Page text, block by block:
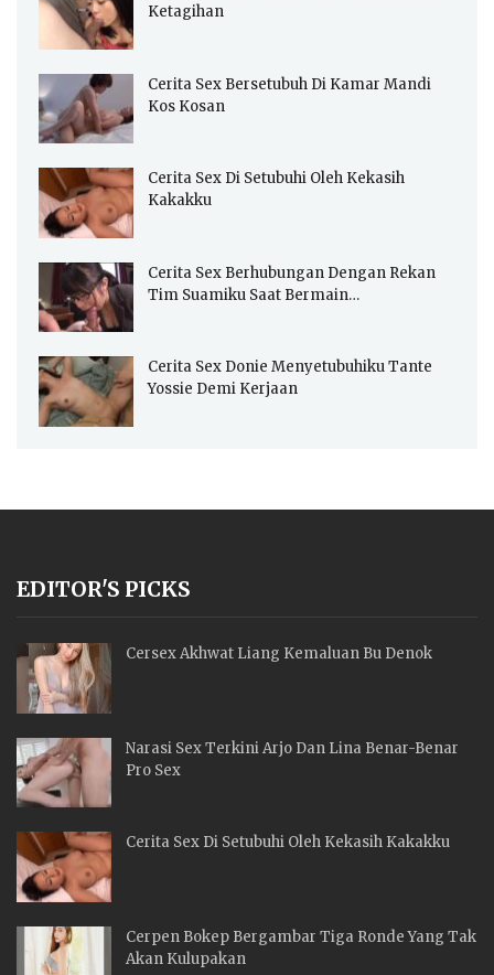
Ketagihan
Cerita Sex Bersetubuh Di Kamar Mandi
Kos Kosan
Cerita Sex Di Setubuhi Oleh Kekasih
Kakakku
Cerita Sex Berhubungan Dengan Rekan
Tim Suamiku Saat Bermain…
Cerita Sex Donie Menyetubuhiku Tante
Yossie Demi Kerjaan
EDITOR'S PICKS
Cersex Akhwat Liang Kemaluan Bu Denok
Narasi Sex Terkini Arjo Dan Lina Benar-Benar
Pro Sex
Cerita Sex Di Setubuhi Oleh Kekasih Kakakku
Cerpen Bokep Bergambar Tiga Ronde Yang Tak
Akan Kulupakan